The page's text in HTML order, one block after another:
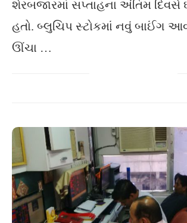
શેરબજારમાં સપ્તાહના અંતિમ દિવસે
હતો. બ્લુચિપ સ્ટોકમાં નવું બાઈંગ
ઊંચા …